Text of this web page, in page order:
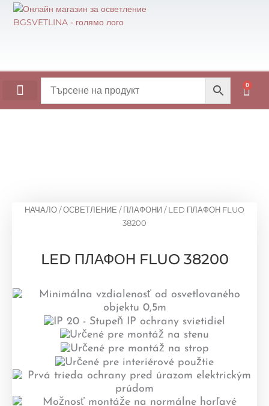
Skip
0
Cart
НАЧАЛО/ОСВЕТЛЕНИЕ /ПЛАФОНИ/ LED ПЛАФОН FLUO
38200
LED ПЛАФОН FLUO 38200